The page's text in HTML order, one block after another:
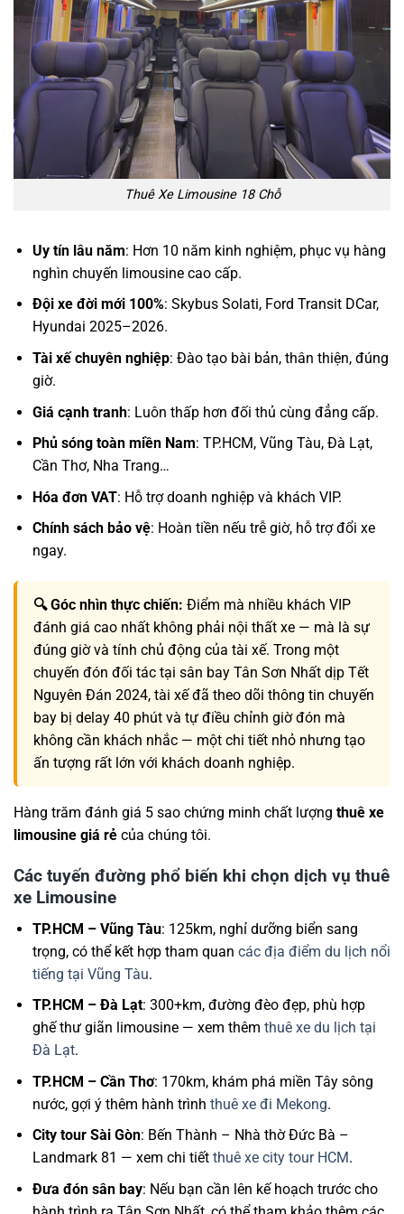
Thuê Xe Limousine 18 Chỗ
Uy tín lâu năm: Hơn 10 năm kinh nghiệm, phục vụ hàng
nghìn chuyến limousine cao cấp.
Đội xe đời mới 100%: Skybus Solati, Ford Transit DCar,
Hyundai 2025–2026.
Tài xế chuyên nghiệp: Đào tạo bài bản, thân thiện, đúng
giờ.
Giá cạnh tranh: Luôn thấp hơn đối thủ cùng đẳng cấp.
Phủ sóng toàn miền Nam: TP.HCM, Vũng Tàu, Đà Lạt,
Cần Thơ, Nha Trang…
Hóa đơn VAT: Hỗ trợ doanh nghiệp và khách VIP.
Chính sách bảo vệ: Hoàn tiền nếu trễ giờ, hỗ trợ đổi xe
ngay.
🔍 Góc nhìn thực chiến: Điểm mà nhiều khách VIP
đánh giá cao nhất không phải nội thất xe — mà là sự
đúng giờ và tính chủ động của tài xế. Trong một
chuyến đón đối tác tại sân bay Tân Sơn Nhất dịp Tết
Nguyên Đán 2024, tài xế đã theo dõi thông tin chuyến
bay bị delay 40 phút và tự điều chỉnh giờ đón mà
không cần khách nhắc — một chi tiết nhỏ nhưng tạo
ấn tượng rất lớn với khách doanh nghiệp.
Hàng trăm đánh giá 5 sao chứng minh chất lượng thuê xe
limousine giá rẻ của chúng tôi.
Các tuyến đường phổ biến khi chọn dịch vụ thuê
xe Limousine
TP.HCM – Vũng Tàu: 125km, nghỉ dưỡng biển sang
trọng, có thể kết hợp tham quan các địa điểm du lịch nổi
tiếng tại Vũng Tàu.
TP.HCM – Đà Lạt: 300+km, đường đèo đẹp, phù hợp
ghế thư giãn limousine — xem thêm thuê xe du lịch tại
Đà Lạt.
TP.HCM – Cần Thơ: 170km, khám phá miền Tây sông
nước, gợi ý thêm hành trình thuê xe đi Mekong.
City tour Sài Gòn: Bến Thành – Nhà thờ Đức Bà –
Landmark 81 — xem chi tiết thuê xe city tour HCM.
Đưa đón sân bay: Nếu bạn cần lên kế hoạch trước cho